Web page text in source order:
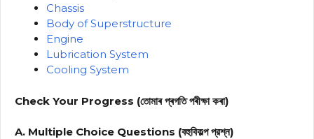
Chassis
Body of Superstructure
Engine
Lubrication System
Cooling System
Check Your Progress (তোমাৰ প্ৰগতি পৰীক্ষা কৰা)
A. Multiple Choice Questions (বহুবিকল্প প্রশ্ন)